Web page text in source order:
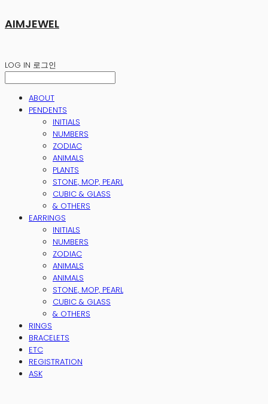
AIMJEWEL
LOG IN 로그인
ABOUT
PENDENTS
INITIALS
NUMBERS
ZODIAC
ANIMALS
PLANTS
STONE, MOP, PEARL
CUBIC & GLASS
& OTHERS
EARRINGS
INITIALS
NUMBERS
ZODIAC
ANIMALS
ANIMALS
STONE, MOP, PEARL
CUBIC & GLASS
& OTHERS
RINGS
BRACELETS
ETC
REGISTRATION
ASK